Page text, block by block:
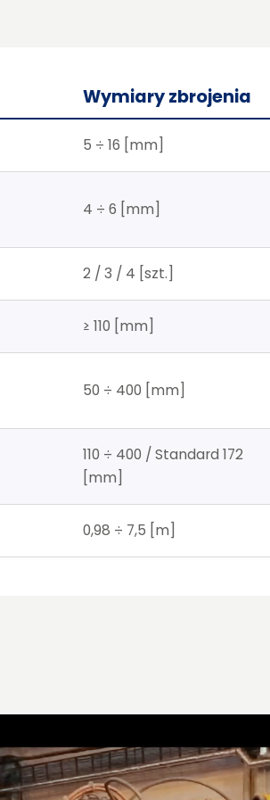
Wymiary zbrojenia
5 ÷ 16 [mm]
4 ÷ 6 [mm]
2 / 3 / 4 [szt.]
≥ 110 [mm]
50 ÷ 400 [mm]
110 ÷ 400 / Standard 172
[mm]
0,98 ÷ 7,5 [m]